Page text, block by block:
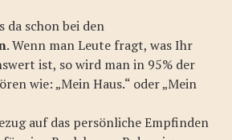
da schon bei den
. Wenn man Leute fragt, was Ihr
ist, so wird man in 95% der
wie: „Mein Haus.“ oder „Mein
auf das persönliche Empfinden